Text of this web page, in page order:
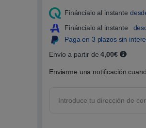
o
5
0
0
s
o
e
Fináncialo al instante
Fináncialo al instante
Paga en 3 plazos sin
Envío a partir de4,00€
Enviarme una notificación